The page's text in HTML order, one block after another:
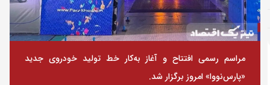
مراسم رسمی افتتاح و آغاز به‌کار خط تولید خودروی جدید
«پارس‌نووا» امروز برگزار شد.